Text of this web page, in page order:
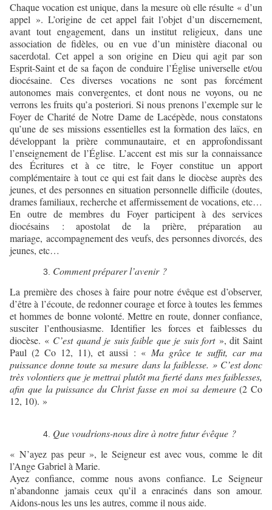
Chaque vocation est unique, dans la mesure où elle résulte « d’un
appel ». L’origine de cet appel fait l’objet d’un discernement,
avant tout engagement, dans un institut religieux, dans une
association de fidèles, ou en vue d’un ministère diaconal ou
sacerdotal. Cet appel a son origine en Dieu qui agit par son
Esprit-Saint et de sa façon de conduire l’Église universelle et/ou
diocésaine. Ces diverses vocations ne sont pas forcément
autonomes mais convergentes, et dont nous ne voyons, ou ne
verrons les fruits qu’a posteriori. Si nous prenons l’exemple sur le
Foyer de Charité de Notre Dame de Lacépède, nous constatons
qu’une de ses missions essentielles est la formation des laïcs, en
développant la prière communautaire, et en approfondissant
l’enseignement de l’Église. L’accent est mis sur la connaissance
des Écritures et à ce titre, le Foyer constitue un apport
complémentaire à tout ce qui est fait dans le diocèse auprès des
jeunes, et des personnes en situation personnelle difficile (doutes,
drames familiaux, recherche et affermissement de vocations, etc…
En outre de membres du Foyer participent à des services
diocésains : apostolat de la prière, préparation au
mariage, accompagnement des veufs, des personnes divorcés, des
jeunes, etc…
Comment préparer l’avenir ?
La première des choses à faire pour notre évêque est d’observer,
d’être à l’écoute, de redonner courage et force à toutes les femmes
et hommes de bonne volonté. Mettre en route, donner confiance,
susciter l’enthousiasme. Identifier les forces et faiblesses du
diocèse. « C’est quand je suis faible que je suis fort», dit Saint
Paul (2 Co 12, 11), et aussi : « Ma grâce te suffit, car ma
puissance donne toute sa mesure dans la faiblesse. » C’est donc
très volontiers que je mettrai plutôt ma fierté dans mes faiblesses,
afin que la puissance du Christ fasse en moi sa demeure(2 Co
12, 10). »
Que voudrions-nous dire à notre futur évêque ?
« N’ayez pas peur », le Seigneur est avec vous, comme le dit
l’Ange Gabriel à Marie.
Ayez confiance, comme nous avons confiance. Le Seigneur
n’abandonne jamais ceux qu’il a enracinés dans son amour.
Aidons-nous les uns les autres, comme il nous aide.